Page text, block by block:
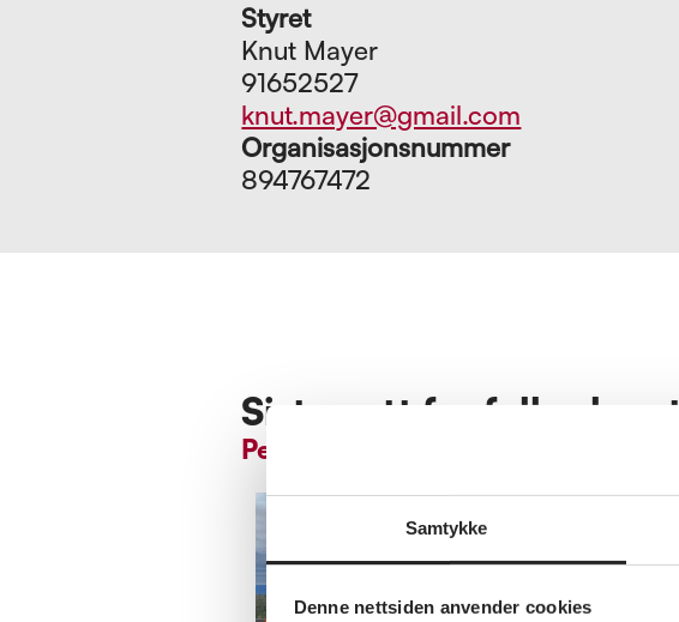
Samtykke
Denne nettsiden anvender cookies
Styret
Knut Mayer
91652527
knut.mayer@gmail.com
Organisasjonsnummer
894767472
Siste nytt fra fylkeslaget
Pensjonistforbundet Buskerud